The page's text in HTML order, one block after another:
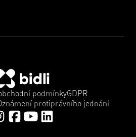
podmínkyGDPR
protiprávního jednání